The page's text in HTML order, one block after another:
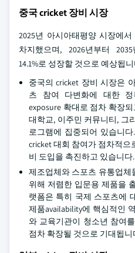
중국 cricket 장비 시장
2025년 아시아태평양 시장에
차지했으며, 2026년부터
14.1%로 성장할 것으로 예상됩
중국의 cricket 장비 시장은
츠 참여 다변화에 대한
exposure 확대로 점차 확장
대학교, 이주민 커뮤니티, 그
로그램에 집중되어 있습니
cricket 대회 참여가 점차적으
비 도입을 촉진하고 있습니다.
제조업체와 스포츠 유통업체
위해 저렴한 입문용 제품을
랫폼은 특히 국제 스포츠에
제품availability에 핵심적인
와 교육기관이 청소년 참여
점차 확장될 것으로 기대됩니